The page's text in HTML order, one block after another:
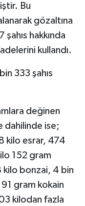
Bu
gözaltına
şahıs hakkında
kullandı.
333 şahıs
değinen
dahilinde ise;
kilo esrar, 474
152 gram
kilo bonzai, 4 bin
gram kokain
kilodan fazla